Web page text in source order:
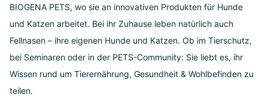
BIOGENA PETS, wo sie an innovativen Produkten für Hunde
und Katzen arbeitet. Bei ihr Zuhause leben natürlich auch
Fellnasen – ihre eigenen Hunde und Katzen. Ob im Tierschutz,
bei Seminaren oder in der PETS-Community: Sie liebt es, ihr
Wissen rund um Tierernährung, Gesundheit & Wohlbefinden zu
teilen.